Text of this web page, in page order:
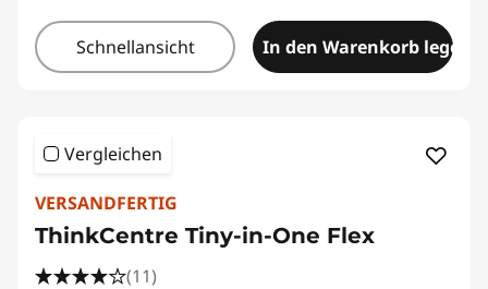
Schnellansicht In den Warenkorb legen
Vergleichen
VERSANDFERTIG
ThinkCentre Tiny-in-One Flex
(11)